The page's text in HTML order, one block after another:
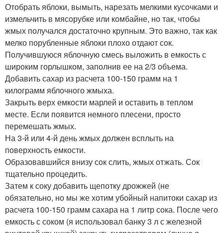
Отобрать яблоки, вымыть, нарезать мелкими кусочками и
измельчить в мясорубке или комбайне, но так, чтобы
жмых получался достаточно крупным. Это важно, так как
мелко порубленные яблоки плохо отдают сок.
Получившуюся яблочную смесь выложить в емкость с
широким горлышком, заполнив ее на 2/3 объема.
Добавить сахар из расчета 100-150 грамм на 1
килограмм яблочного жмыха.
Закрыть верх емкости марлей и оставить в теплом
месте. Если появится немного плесени, просто
перемешать жмых.
На 3-й или 4-й день жмых должен всплыть на
поверхность емкости.
Образовавшийся внизу сок слить, жмых отжать. Сок
тщательно процедить.
Затем к соку добавить щепотку дрожжей (не
обязательно, но мы же хотим убойный напитоки сахар из
расчета 100-150 грамм сахара на 1 литр сока. После чего
емкость с соком (я использовал банку 3 л с железной